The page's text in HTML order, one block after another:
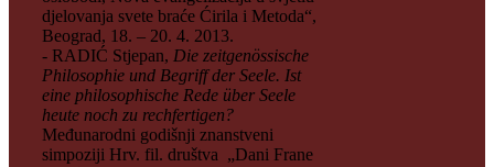
djelovanja svete braće Ćirila i Metoda“,
Beograd, 18. – 20. 4. 2013.
- RADIĆ Stjepan, Die zeitgenössische
Philosophie und Begriff der Seele. Ist
eine philosophische Rede über Seele
heute noch zu rechfertigen?
Međunarodni godišnji znanstveni
simpoziji Hrv. fil. društva „Dani Frane